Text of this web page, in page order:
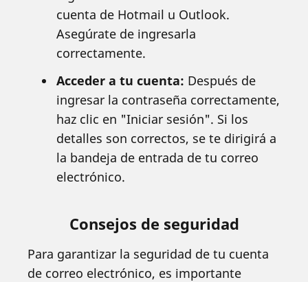
cuenta de Hotmail u Outlook.
Asegúrate de ingresarla
correctamente.
Acceder a tu cuenta: Después de
ingresar la contraseña correctamente,
haz clic en "Iniciar sesión". Si los
detalles son correctos, se te dirigirá a
la bandeja de entrada de tu correo
electrónico.
Consejos de seguridad
Para garantizar la seguridad de tu cuenta
de correo electrónico, es importante